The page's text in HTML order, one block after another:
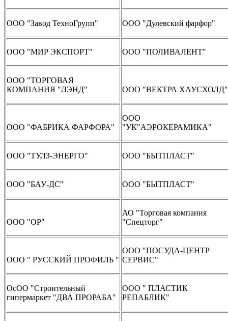
ООО "Завод ТехноГрупп" ООО "Дулевский фарфор"
ООО "МИР ЭКСПОРТ" ООО "ПОЛИВАЛЕНТ"
ООО "ТОРГОВАЯ
КОМПАНИЯ "ЛЭНД"
ООО "ВЕКТРА ХАУСХОЛД"
ООО "ФАБРИКА ФАРФОРА"
ООО
"УК"АЭРОКЕРАМИКА"
ООО "ТУЛЗ-ЭНЕРГО" ООО "БЫТПЛАСТ"
ООО "БАУ-ДС" ООО "БЫТПЛАСТ"
ООО "ОР"
АО "Торговая компания
"Спецторг"
ООО " РУССКИЙ ПРОФИЛЬ "
ООО "ПОСУДА-ЦЕНТР
СЕРВИС"
ОсОО "Строительный
гипермаркет "ДВА ПРОРАБА"
ООО " ПЛАСТИК
РЕПАБЛИК"